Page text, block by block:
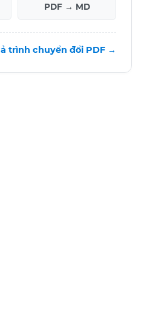
PDF → MD
trình chuyển đổi PDF →